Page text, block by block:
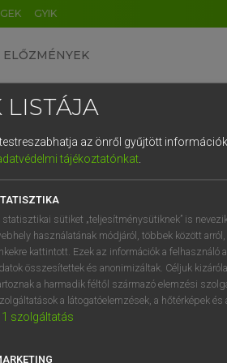
GYIK
ELŐZMÉNYEK
szótár
VAN ELŐFIZETÉSED?
megtekintéséhez.
LISTÁJA
az önről gyűjtött
tájékoztatónkat.
statisztikai sütiket „teljesítménysütiknek” is
használatának módjáról, többek között
kattintott. Ezek az információk a
összesítettek és anonimizáltak. Céljuk
a harmadik féltől származó elemzési
a látogatóelemzések, a hőtérképek
1 szolgáltatás
DE CN FR ES IT NL
1 2 3 4 5 6
q w e r t
a s d f g h
í y x c v b